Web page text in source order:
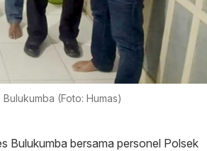
(Foto: Humas)
Bulukumba bersama personel Polsek